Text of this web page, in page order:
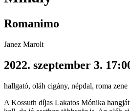
Romanimo
Janez Marolt
2022. szeptember 3.
hallgató, oláh cigány, népdal, roma zene
A Kossuth díjas Lakatos Mónika